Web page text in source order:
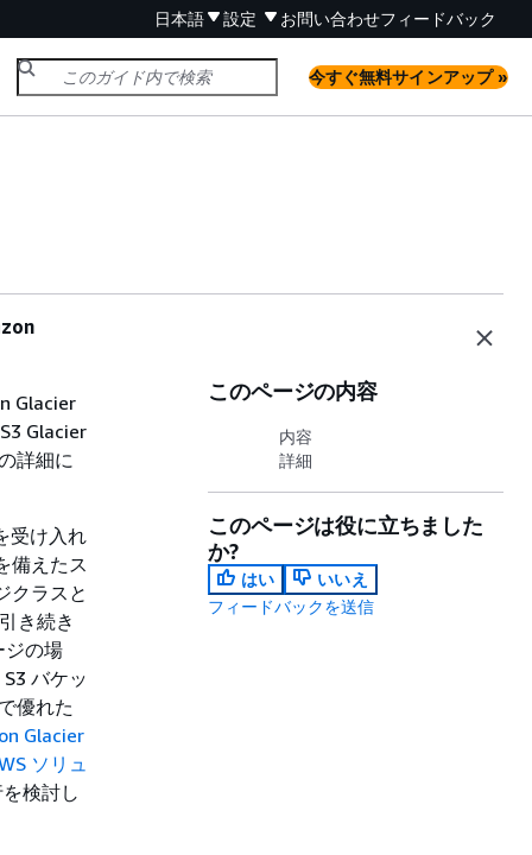
日本語 設定 お問い合わせフィードバック
今すぐ無料サインアップ »
Glacier
Glacier
詳細に
受け入れ
備えたス
クラスと
き続き
ジの場
バケッ
優れた
Glacier
ソリュ
検討し
このページの内容
内容
詳細
このページは役に立ちました
か?
はい
いいえ
フィードバックを送信